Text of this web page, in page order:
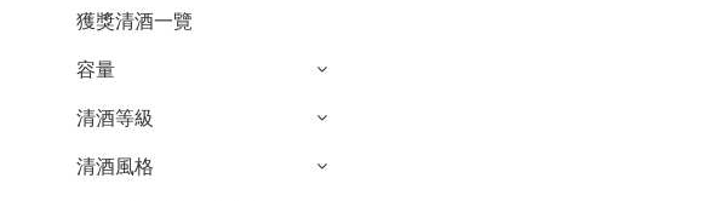
獲獎清酒一覽
容量
清酒等級
清酒風格